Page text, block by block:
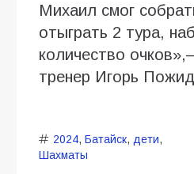
Михаил смог
отыграть 2 тура,
количество
тренер Игорь
2024, Батайск, дети,
Шахматы